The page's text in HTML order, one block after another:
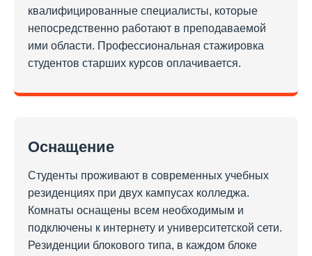
квалифицированные специалисты, которые
непосредственно работают в преподаваемой
ими области. Профессиональная стажировка
студентов старших курсов оплачивается.
Оснащение
Студенты проживают в современных учебных
резиденциях при двух кампусах колледжа.
Комнаты оснащены всем необходимым и
подключены к интернету и университетской сети.
Резиденции блокового типа, в каждом блоке